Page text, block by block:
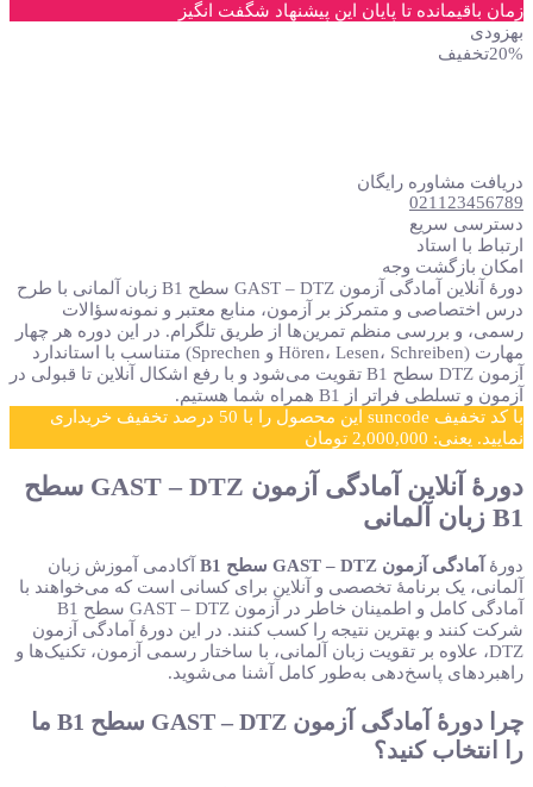
زمان باقیمانده تا پایان این پیشنهاد شگفت انگیز
بهزودی
20%تخفیف
دریافت مشاوره رایگان
021123456789
دسترسی سریع
ارتباط با استاد
امکان بازگشت وجه
دورهٔ آنلاین آمادگی آزمون GAST – DTZ سطح B1 زبان آلمانی با طرح
درس اختصاصی و متمرکز بر آزمون، منابع معتبر و نمونه‌سؤالات
رسمی، و بررسی منظم تمرین‌ها از طریق تلگرام. در این دوره هر چهار
مهارت (Hören، Lesen، Schreiben و Sprechen) متناسب با استاندارد
آزمون DTZ سطح B1 تقویت می‌شود و با رفع اشکال آنلاین تا قبولی در
آزمون و تسلطی فراتر از B1 همراه شما هستیم.
با کد تخفیف suncode این محصول را با 50 درصد تخفیف خریداری
نمایید. یعنی: 2,000,000 تومان
دورهٔ آنلاین آمادگی آزمون GAST – DTZ سطح
B1 زبان آلمانی
دورهٔ آمادگی آزمون GAST – DTZ سطح B1
آکادمی آموزش زبان
آلمانی، یک برنامهٔ تخصصی و آنلاین برای کسانی است که می‌خواهند با
آمادگی کامل و اطمینان خاطر در آزمون GAST – DTZ سطح B1
شرکت کنند و بهترین نتیجه را کسب کنند. در این دورهٔ آمادگی آزمون
DTZ، علاوه بر تقویت زبان آلمانی، با ساختار رسمی آزمون، تکنیک‌ها و
راهبردهای پاسخ‌دهی به‌طور کامل آشنا می‌شوید.
چرا دورهٔ آمادگی آزمون GAST – DTZ سطح B1 ما
را انتخاب کنید؟